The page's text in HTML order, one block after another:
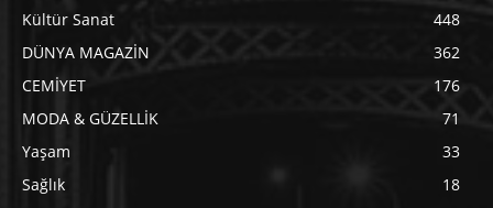
Kültür Sanat
448
DÜNYA MAGAZİN
362
CEMİYET
176
MODA & GÜZELLİK
71
Yaşam
33
Sağlık
18